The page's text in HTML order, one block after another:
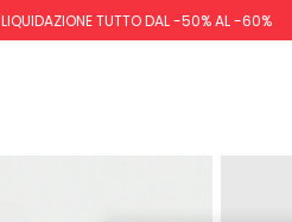
LIQUIDAZIONE TUTTO DAL -50% AL -60%